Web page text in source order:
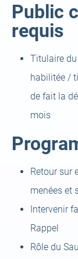
Public
requis
Titulaire
habilitée /
de fait la
mois
Retour sur
menées et
Intervenir
Rappel
Rôle du